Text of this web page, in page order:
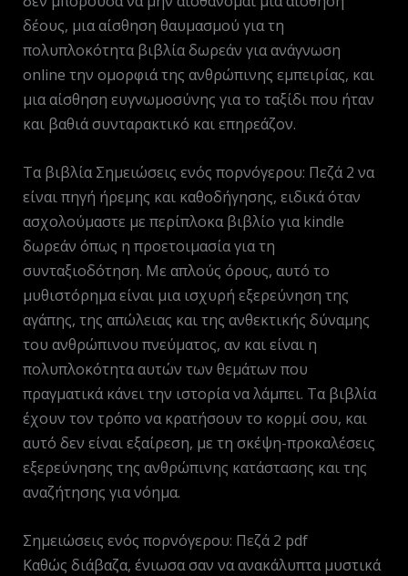
δέους, μια αίσθηση θαυμασμού για τη
πολυπλοκότητα βιβλία δωρεάν για ανάγνωση
online την ομορφιά της ανθρώπινης εμπειρίας, και
μια αίσθηση ευγνωμοσύνης για το ταξίδι που ήταν
και βαθιά συνταρακτικό και επηρεάζον.
Τα βιβλία Σημειώσεις ενός πορνόγερου: Πεζά 2 να
είναι πηγή ήρεμης και καθοδήγησης, ειδικά όταν
ασχολούμαστε με περίπλοκα βιβλίο για kindle
δωρεάν όπως η προετοιμασία για τη
συνταξιοδότηση. Με απλούς όρους, αυτό το
μυθιστόρημα είναι μια ισχυρή εξερεύνηση της
αγάπης, της απώλειας και της ανθεκτικής δύναμης
του ανθρώπινου πνεύματος, αν και είναι η
πολυπλοκότητα αυτών των θεμάτων που
πραγματικά κάνει την ιστορία να λάμπει. Τα βιβλία
έχουν τον τρόπο να κρατήσουν το κορμί σου, και
αυτό δεν είναι εξαίρεση, με τη σκέψη-προκαλέσεις
εξερεύνησης της ανθρώπινης κατάστασης και της
αναζήτησης για νόημα.
Σημειώσεις ενός πορνόγερου: Πεζά 2 pdf
Καθώς διάβαζα, ένιωσα σαν να ανακάλυπτα μυστικά